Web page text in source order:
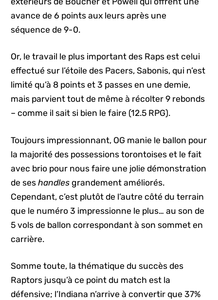
avance de 6 points aux leurs après une
séquence de 9-0.
Or, le travail le plus important des Raps est celui
effectué sur l’étoile des Pacers, Sabonis, qui n’est
limité qu’à 8 points et 3 passes en une demie,
mais parvient tout de même à récolter 9 rebonds
– comme il sait si bien le faire (12.5 RPG).
Toujours impressionnant, OG manie le ballon pour
la majorité des possessions torontoises et le fait
avec brio pour nous faire une jolie démonstration
de seshandles grandement améliorés.
Cependant, c’est plutôt de l’autre côté du terrain
que le numéro 3 impressionne le plus… au son de
5 vols de ballon correspondant à son sommet en
carrière.
Somme toute, la thématique du succès des
Raptors jusqu’à ce point du match est la
défensive; l’Indiana n’arrive à convertir que 37%